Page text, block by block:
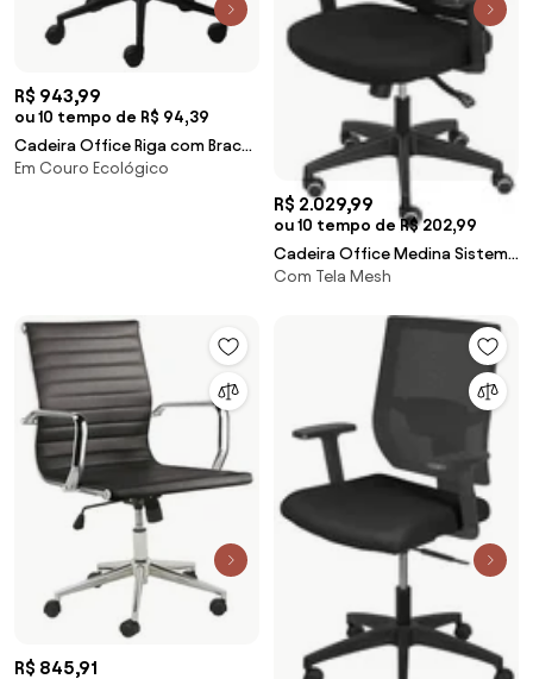
R$ 943,99
ou 10 tempo de R$ 94,39
Cadeira Office Riga com Braco
Courino Preto com Base
Em Couro Ecológico
R$ 2.029,99
ou 10 tempo de R$ 202,99
Cadeira Office Medina Sistema
Relax Tela Preta - 79362 Sun
Com Tela Mesh
R$ 845,91